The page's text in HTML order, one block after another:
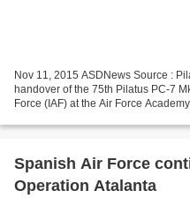
Nov 11, 2015 ASDNews Source :
handover of the 75th Pilatus PC-7
Force (IAF) at the Air Force
Spanish Air Force
Operation Atalanta